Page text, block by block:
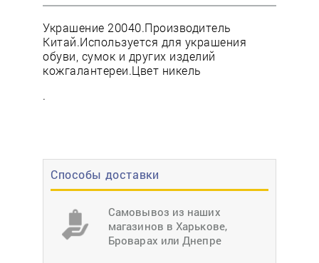
Способы доставки
Самовывоз из наших
магазинов в Харькове,
Броварах или Днепре
Украшение 20040.Производитель
Китай.Используется для украшения
обуви, сумок и других изделий
кожгалантереи.Цвет никель
.